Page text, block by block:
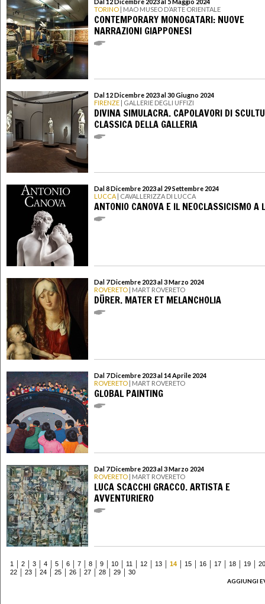
Dal 12 Dicembre 2023 al 5 Maggio 2024
TORINO | MAO MUSEO D’ARTE ORIENTALE
CONTEMPORARY MONOGATARI: NUOVE
NARRAZIONI GIAPPONESI
Dal 12 Dicembre 2023 al 30 Giugno 2024
FIRENZE | GALLERIE DEGLI UFFIZI
DIVINA SIMULACRA. CAPOLAVORI DI
CLASSICA DELLA GALLERIA
Dal 8 Dicembre 2023 al 29 Settembre 2024
LUCCA | CAVALLERIZZA DI LUCCA
ANTONIO CANOVA E IL NEOCLASSICISMO A
Dal 7 Dicembre 2023 al 3 Marzo 2024
ROVERETO | MART ROVERETO
DÜRER. MATER ET MELANCHOLIA
Dal 7 Dicembre 2023 al 14 Aprile 2024
ROVERETO | MART ROVERETO
GLOBAL PAINTING
Dal 7 Dicembre 2023 al 3 Marzo 2024
ROVERETO | MART ROVERETO
LUCA SCACCHI GRACCO. ARTISTA E
AVVENTURIERO
1 2 3 4 5 6 7 8 9 10 11 12 13 14 15 16 17 18 19
20
22
23 24 25 26 27 28 29
30
AGGIUNGI